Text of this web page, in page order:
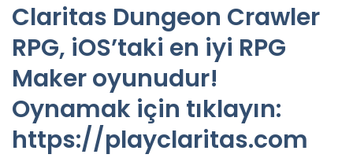
Claritas Dungeon Crawler
RPG, iOS’taki en iyi RPG
Maker oyunudur!
Oynamak için tıklayın:
https://playclaritas.com